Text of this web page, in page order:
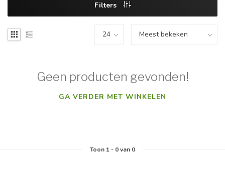
Filters
Geen producten gevonden!
GA VERDER MET WINKELEN
Toon 1- 0van 0